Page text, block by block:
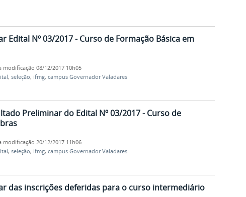
Edital Nº 03/2017 - Curso de Formação Básica em
modificação 08/12/2017 10h05
, seleção, ifmg, campus Governador Valadares
Preliminar do Edital Nº 03/2017 - Curso de
modificação 20/12/2017 11h06
, seleção, ifmg, campus Governador Valadares
das inscrições deferidas para o curso intermediário